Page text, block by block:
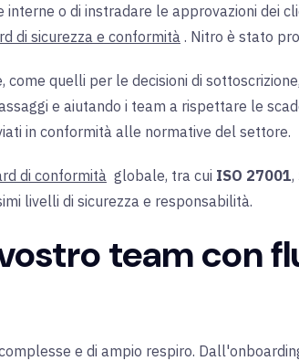
o di instradare le approvazioni dei
di sicurezza e conformità . Nitro è stato
come quelli per le decisioni di
e aiutando i team a rispettare le
in conformità alle normative del settore.
di conformità globale, tra cui ISO 27001,
livelli di sicurezza e responsabilità.
team con
e di ampio respiro.